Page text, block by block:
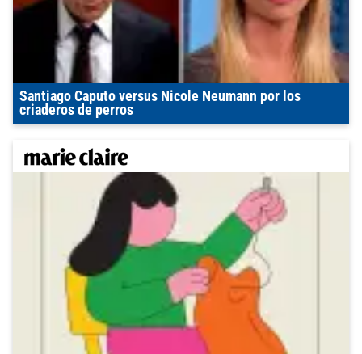
Santiago Caputo versus Nicole Neumann por los
criaderos de perros